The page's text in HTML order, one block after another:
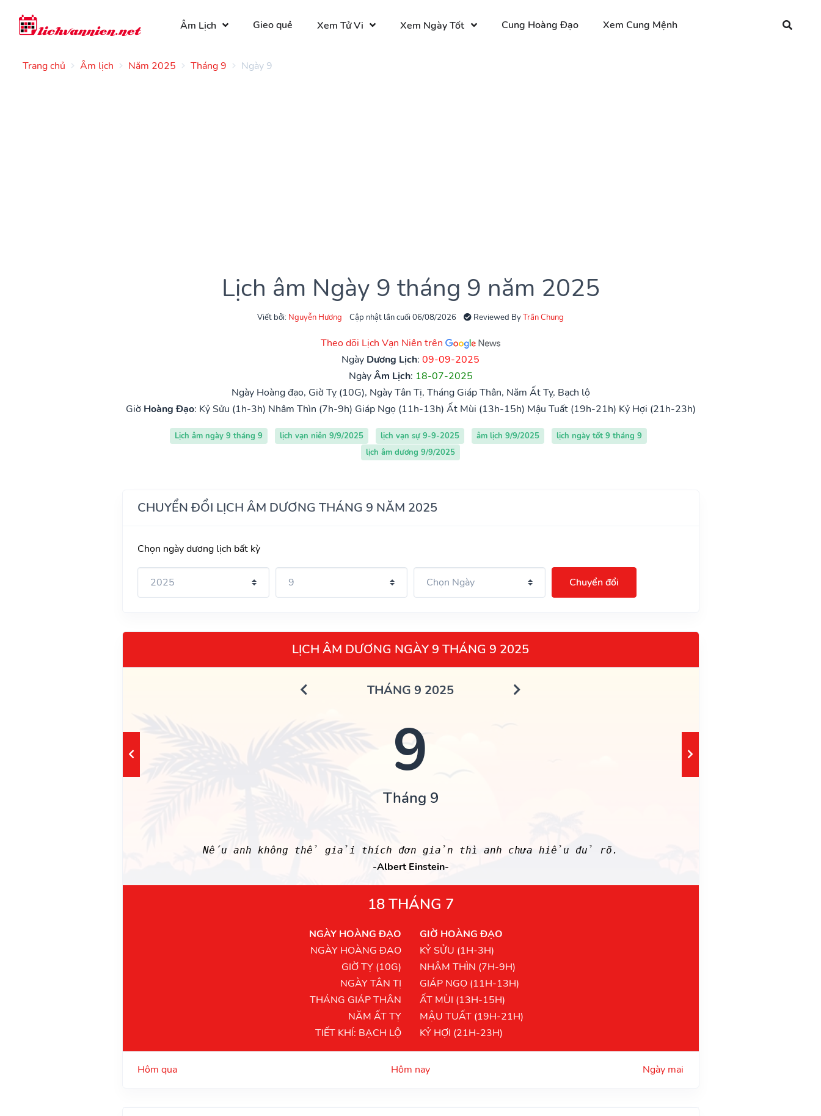
Âm Lịch Gieo quẻ Xem Tử Vi Xem Ngày Tốt Cung Hoàng Đạo Xem Cung Mệnh
Trang chủ Âm lịch Năm 2025 Tháng 9 Ngày 9
Lịch âm Ngày 9 tháng 9 năm 2025
Viết bởi: Nguyễn Hương Cập nhật lần cuối 06/08/2026 Reviewed ByTrần Chung
Theo dõi Lịch Vạn Niên trên
Ngày Dương Lịch: 09-09-2025
NgàyÂm Lịch: 18-07-2025
Ngày Hoàng đạo, Giờ Tỵ (10G), Ngày Tân Tị, Tháng Giáp Thân, Năm Ất Tỵ, Bạch lộ
Giờ Hoàng Đạo: Kỷ Sửu (1h-3h) Nhâm Thìn (7h-9h) Giáp Ngọ (11h-13h) Ất Mùi (13h-15h) Mậu Tuất (19h-21h) Kỷ Hợi (21h-23h)
Lịch âm ngày 9 tháng 9 lịch vạn niên 9/9/2025 lịch vạn sự 9-9-2025 âm lịch 9/9/2025
lịch ngày tốt 9 tháng 9
lịch âm dương 9/9/2025
CHUYỂN ĐỔI LỊCH ÂM DƯƠNG THÁNG 9 NĂM 2025
Chọn ngày dương lịch bất kỳ
Chuyển đổi
LỊCH ÂM DƯƠNG NGÀY 9 THÁNG 9 2025
THÁNG 9 2025
9
Tháng 9
Nếu anh không thể giải thích đơn giản thì anh chưa hiểu đủ rõ.
-Albert Einstein-
18 THÁNG 7
NGÀY HOÀNG ĐẠO
NGÀY HOÀNG ĐẠO
GIỜ TỴ (10G)
NGÀY TÂN TỊ
THÁNG GIÁP THÂN
NĂM ẤT TỴ
TIẾT KHÍ: BẠCH LỘ
GIỜ HOÀNG ĐẠO
KỶ SỬU (1H-3H)
NHÂM THÌN (7H-9H)
GIÁP NGỌ (11H-13H)
ẤT MÙI (13H-15H)
MẬU TUẤT (19H-21H)
KỶ HỢI (21H-23H)
Hôm qua Hôm nay Ngày mai